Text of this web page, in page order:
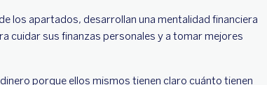
los apartados, desarrollan una mentalidad financiera
cuidar sus finanzas personales y a tomar mejores
porque ellos mismos tienen claro cuánto tienen